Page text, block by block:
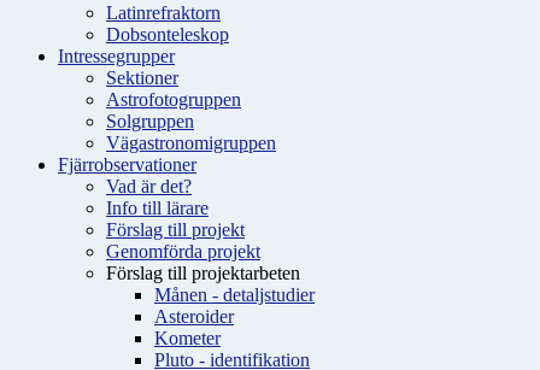
Latinrefraktorn
Dobsonteleskop
Intressegrupper
Sektioner
Astrofotogruppen
Solgruppen
Vägastronomigruppen
Fjärrobservationer
Vad är det?
Info till lärare
Förslag till projekt
Genomförda projekt
Förslag till projektarbeten
Månen - detaljstudier
Asteroider
Kometer
Pluto - identifikation